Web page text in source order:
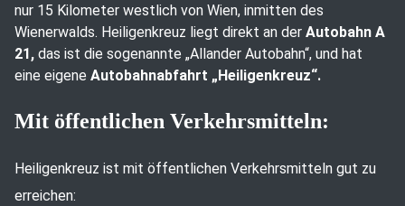
nur 15 Kilometer westlich von Wien, inmitten des
Wienerwalds. Heiligenkreuz liegt direkt an der Autobahn A
21, das ist die sogenannte „Allander Autobahn“, und hat
eine eigene Autobahnabfahrt „Heiligenkreuz“.
Mit öffentlichen Verkehrsmitteln:
Heiligenkreuz ist mit öffentlichen Verkehrsmitteln gut zu
erreichen: